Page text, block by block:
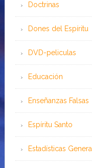
Doctrinas
Dones del Espíritu
DVD-peliculas
Educación
Enseñanzas Falsas
Espíritu Santo
Estadísticas General